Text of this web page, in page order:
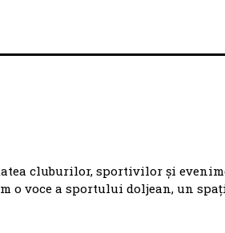
cluburilor, sportivilor și
voce a sportului doljean, un